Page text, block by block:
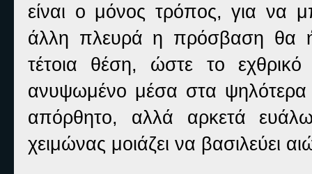
είναι ο μόνος τρόπος, για να
άλλη πλευρά η πρόσβαση θα
τέτοια θέση, ώστε το
ανυψωμένο μέσα στα ψηλότερα
απόρθητο, αλλά αρκετά
χειμώνας μοιάζει να βασιλεύει